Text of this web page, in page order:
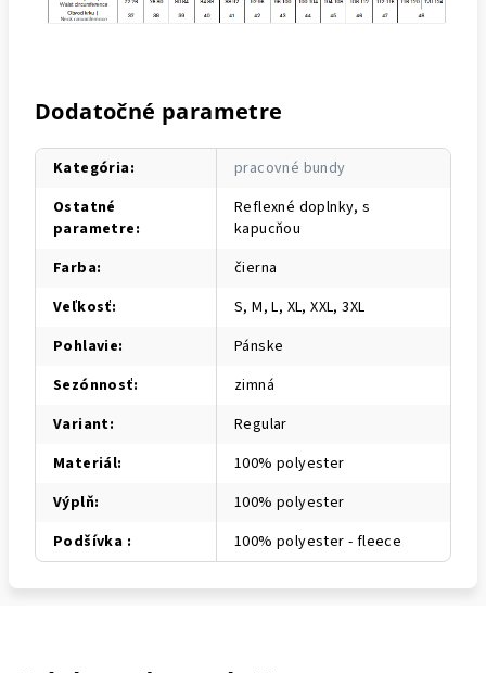
Dodatočné parametre
Kategória:
pracovné bundy
Ostatné
parametre:
Reflexné doplnky, s
kapucňou
Farba:
čierna
Veľkosť:
S, M, L, XL, XXL, 3XL
Pohlavie:
Pánske
Sezónnosť:
zimná
Variant:
Regular
Materiál:
100% polyester
Výplň:
100% polyester
Podšívka : 100% polyester - fleece